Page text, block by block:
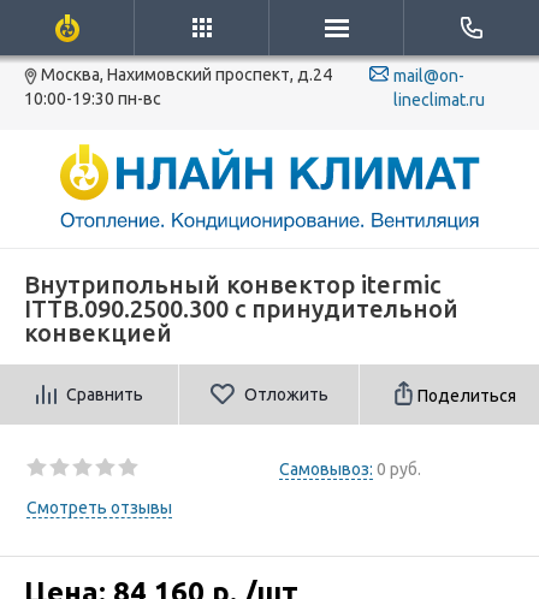
Москва, Нахимовский проспект, д.24
10:00-19:30 пн-вс
mail@on-
lineclimat.ru
Внутрипольный конвектор itermic
ITTB.090.2500.300 с принудительной
конвекцией
Сравнить Отложить Поделиться
Самовывоз: 0 руб.
Смотреть отзывы
Цена: 84 160 р. /шт